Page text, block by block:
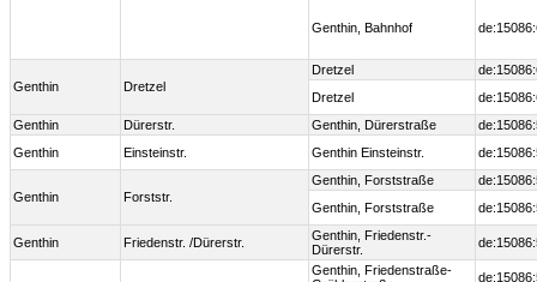
Genthin, Bahnhof
Genthin Dretzel
Dretzel
Dretzel
Genthin
Dürerstr. Genthin, Dürerstraße
Genthin
Einsteinstr. Genthin Einsteinstr.
Genthin Forststr.
Genthin, Forststraße
Genthin, Forststraße
Genthin Friedenstr. /Dürerstr.
Genthin, Friedenstr.-
Dürerstr.
Genthin, Friedenstraße-